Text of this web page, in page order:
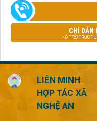
CHỈ DẪN
HỖ TRỢ TRỰC
LIÊN MINH
HỢP TÁC XÃ
NGHỆ AN